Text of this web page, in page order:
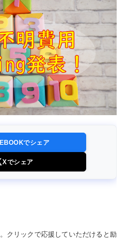
でシェア
Xでシェア
クリックで応援していただけると励